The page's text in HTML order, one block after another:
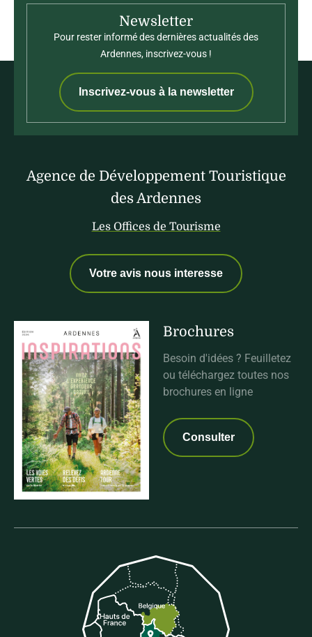
Newsletter
Pour rester informé des dernières actualités des
Ardennes, inscrivez-vous !
Inscrivez-vous à la newsletter
Agence de Développement Touristique
des Ardennes
Les Offices de Tourisme
Votre avis nous interesse
Brochures
Besoin d'idées ? Feuilletez
ou téléchargez toutes nos
brochures en ligne
Consulter